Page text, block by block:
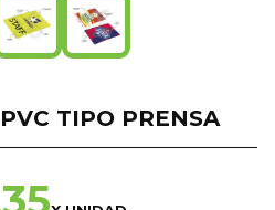
TIPO PRENSA